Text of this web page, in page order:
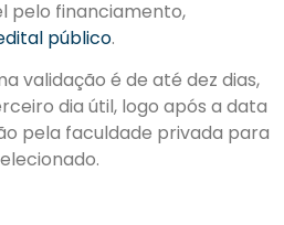
pelo financiamento,
público.
validação é de até dez dias,
dia útil, logo após a data
pela faculdade privada para